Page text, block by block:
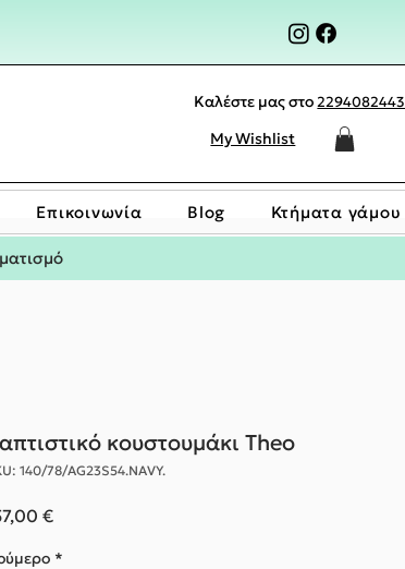
Καλέστε μας στο2294082443
My Wishlist
Επικοινωνία Blog Κτήματα γάμου
κουστουμάκι Theo
140/78/AG23S54.NAVY.
€Τιμή
*